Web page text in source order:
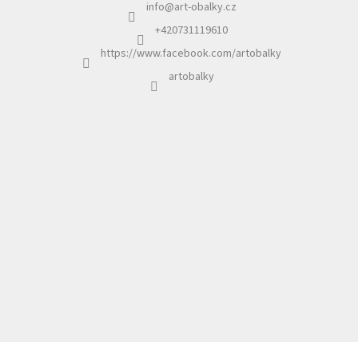
info@art-obalky.cz
+420731119610
https://www.facebook.com/artobalky
artobalky